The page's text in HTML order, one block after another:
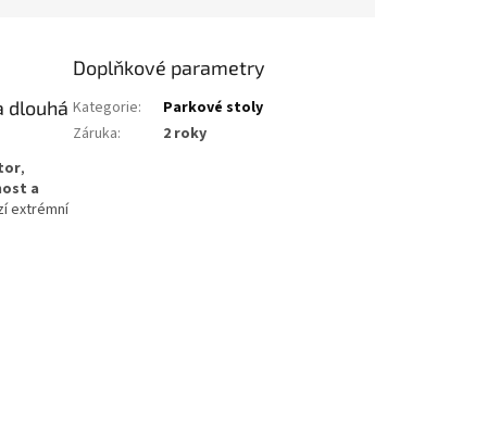
dlouhá
,
a
extrémní
Doplňkové parametry
Kategorie:
Parkové stoly
Záruka: 2 roky